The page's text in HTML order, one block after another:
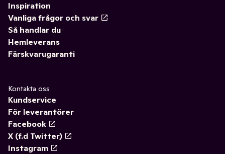
Inspiration
Vanliga frågor och svar
Så handlar du
Hemleverans
Färskvarugaranti
Kontakta oss
Kundservice
För leverantörer
Facebook
X (f.d Twitter)
Instagram